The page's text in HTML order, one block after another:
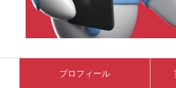
プロフィール